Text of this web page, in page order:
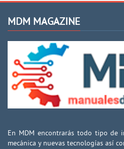
MDM MAGAZINE
En MDM encontrarás todo tipo de
mecánica y nuevas tecnologías así